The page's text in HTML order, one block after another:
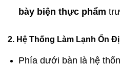
bày biện thực phẩm
2. Hệ Thống Làm Lạnh Ổn
Phía dưới bàn là hệ